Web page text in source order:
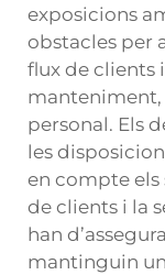
exposicions
obstacles per
flux de clients
manteniment,
personal. Els
les
en compte
de clients i la
han
mantinguin